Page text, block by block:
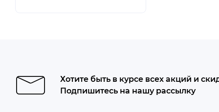
Хотите быть в курсе всех акций и
Подпишитесь на нашу рассылку